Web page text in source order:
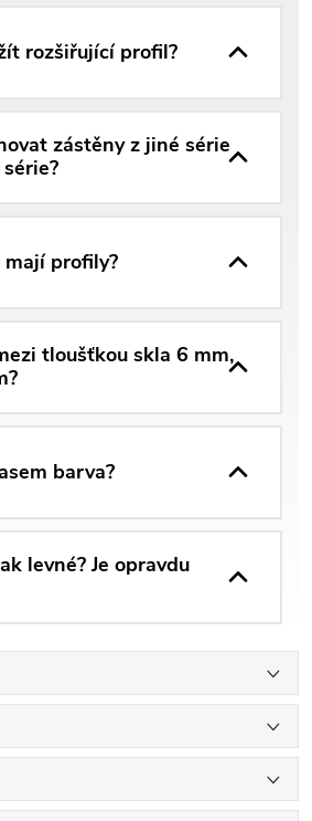
rozšiřující profil?
zástěny z jiné série
mají profily?
tloušťkou skla 6 mm,
barva?
levné? Je opravdu